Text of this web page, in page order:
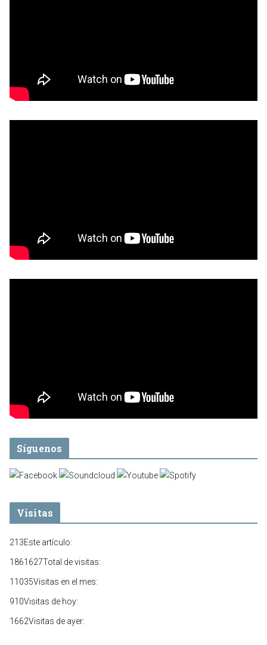
Síguenos
Visitas
213Este artículo:
1861627Total de visitas:
11035Visitas en el mes:
910Visitas de hoy:
1662Visitas de ayer: